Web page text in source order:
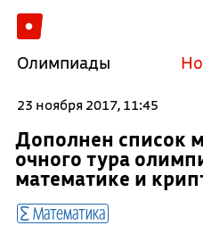
Олимпиады
23 ноября 2017, 11:45
Дополнен список
очного тура
математике и
Математика